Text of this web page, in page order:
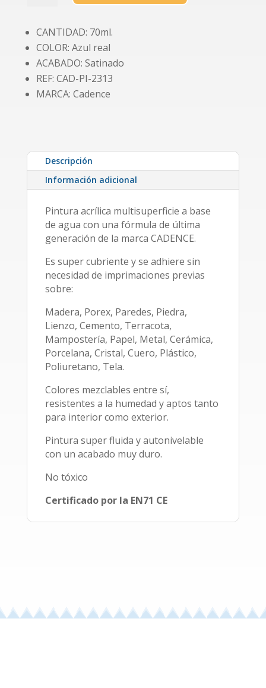
(H037)
cantidad
CANTIDAD: 70ml.
COLOR: Azul real
ACABADO: Satinado
REF: CAD-PI-2313
MARCA: Cadence
Descripción
Información adicional
Pintura acrílica multisuperficie a base
de agua con una fórmula de última
generación de la marca CADENCE.
Es super cubriente y se adhiere sin
necesidad de imprimaciones previas
sobre:
Madera, Porex, Paredes, Piedra,
Lienzo, Cemento, Terracota,
Mampostería, Papel, Metal, Cerámica,
Porcelana, Cristal, Cuero, Plástico,
Poliuretano, Tela.
Colores mezclables entre sí,
resistentes a la humedad y aptos tanto
para interior como exterior.
Pintura super fluida y autonivelable
con un acabado muy duro.
No tóxico
Certificado por la EN71 CE